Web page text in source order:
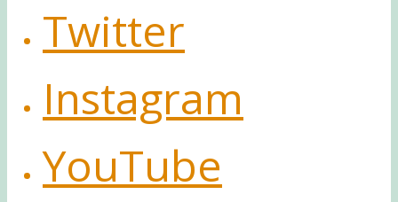
Twitter
Instagram
YouTube